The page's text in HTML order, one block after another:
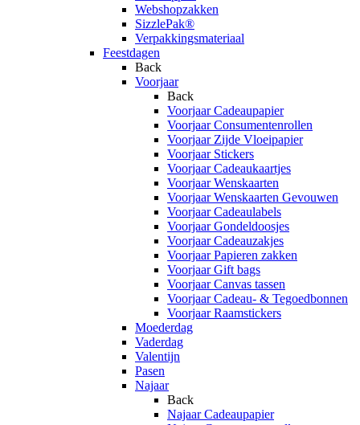
Webshopzakken
SizzlePak®
Verpakkingsmateriaal
Feestdagen
Back
Voorjaar
Back
Voorjaar Cadeaupapier
Voorjaar Consumentenrollen
Voorjaar Zijde Vloeipapier
Voorjaar Stickers
Voorjaar Cadeaukaartjes
Voorjaar Wenskaarten
Voorjaar Wenskaarten Gevouwen
Voorjaar Cadeaulabels
Voorjaar Gondeldoosjes
Voorjaar Cadeauzakjes
Voorjaar Papieren zakken
Voorjaar Gift bags
Voorjaar Canvas tassen
Voorjaar Cadeau- & Tegoedbonnen
Voorjaar Raamstickers
Moederdag
Vaderdag
Valentijn
Pasen
Najaar
Back
Najaar Cadeaupapier